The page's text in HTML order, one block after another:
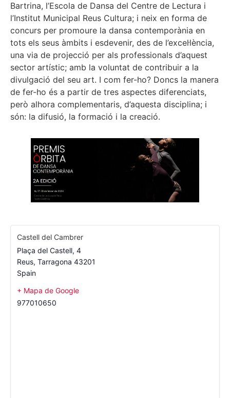
Bartrina, l’Escola de Dansa del Centre de Lectura i
l’Institut Municipal Reus Cultura; i neix en forma de
concurs per promoure la dansa contemporània en
tots els seus àmbits i esdevenir, des de l’excel·lència,
una via de projecció per als professionals d’aquest
sector artístic; amb la voluntat de contribuir a la
divulgació del seu art. I com fer-ho? Doncs la manera
de fer-ho és a partir de tres aspectes diferenciats,
però alhora complementaris, d’aquesta disciplina; i
són: la difusió, la formació i la creació.
Castell del Cambrer
Plaça del Castell, 4
Reus, Tarragona 43201
Spain
+ Mapa de Google
977010650